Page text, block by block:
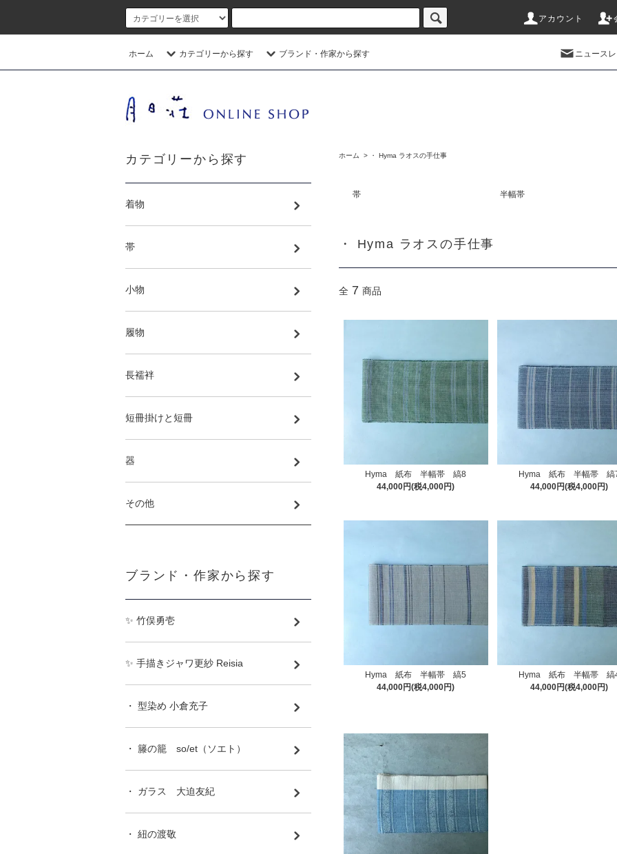
アカウント
ホーム カテゴリーから探す ブランド・作家から探す ニュース
ホーム > ・ Hyma ラオスの手仕事
帯 半幅帯
・ Hyma ラオスの手仕事
全 7 商品
Hyma 紙布 半幅帯 縞8
44,000円(税4,000円)
Hyma 紙布 半幅帯 縞
44,000円(税4,000円)
Hyma 紙布 半幅帯 縞5
44,000円(税4,000円)
Hyma 紙布 半幅帯 縞
44,000円(税4,000円)
カテゴリーから探す
着物
帯
小物
履物
長襦袢
短冊掛けと短冊
器
その他
ブランド・作家から探す
✨ 竹俣勇壱
✨ 手描きジャワ更紗 Reisia
・ 型染め 小倉充子
・ 籐の籠 so/et（ソエト）
・ ガラス 大迫友紀
・ 紐の渡敬